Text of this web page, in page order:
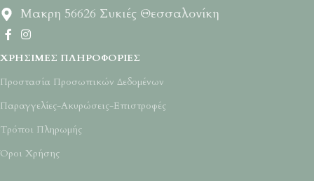
Μακρη 56626 Συκιές Θεσσαλονίκη
ΧΡΉΣΙΜΕΣ ΠΛΗΡΟΦΟΡΊΕΣ
Προστασία Προσωπικών Δεδομένων
Παραγγελίες-Ακυρώσεις-Επιστροφές
Τρόποι Πληρωμής
Όροι Χρήσης